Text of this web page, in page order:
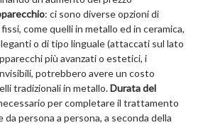
: ci sono diverse opzioni di
come quelli in metallo ed in ceramica,
o di tipo linguale (attaccati sul lato
più avanzati o estetici, i
potrebbero avere un costo
tradizionali in metallo. Durata del
per completare il trattamento
persona a persona, a seconda della